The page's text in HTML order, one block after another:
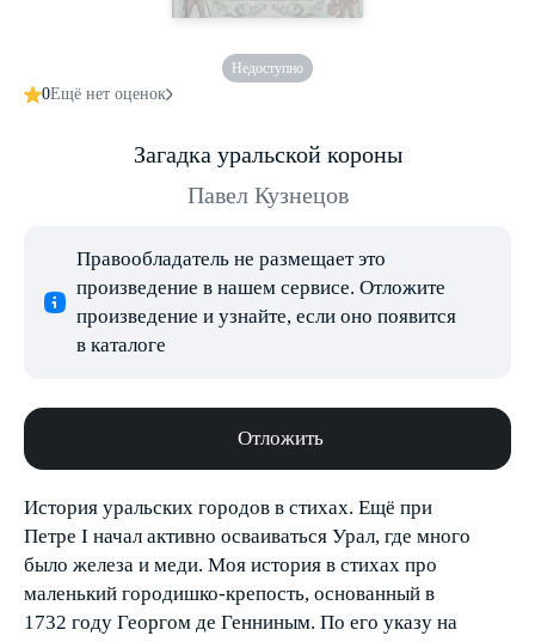
Недоступно
0Ещё нет оценок
Загадка уральской короны
Павел Кузнецов
Правообладатель не размещает это
произведение в нашем сервисе. Отложите
произведение и узнайте, если оно появится
в каталоге
Отложить
История уральских городов в стихах. Ещё при
Петре I начал активно осваиваться Урал, где много
было железа и меди. Моя история в стихах про
маленький городишко-крепость, основанный в
1732 году Георгом де Генниным. По его указу на